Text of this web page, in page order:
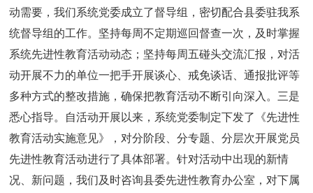
动需要，我们系统党委成立了督导组，密切配合县委驻我系
统督导组的工作。坚持每周不定期巡回督查一次，及时掌握
系统先进性教育活动动态；坚持每周五碰头交流汇报，对活
动开展不力的单位一把手开展谈心、戒免谈话、通报批评等
多种方式的整改措施，确保把教育活动不断引向深入。三是
悉心指导。自活动开展以来，系统党委制定下发了《先进性
教育活动实施意见》，对分阶段、分专题、分层次开展党员
先进性教育活动进行了具体部署。针对活动中出现的新情
况、新问题，我们及时咨询县委先进性教育办公室，对下属